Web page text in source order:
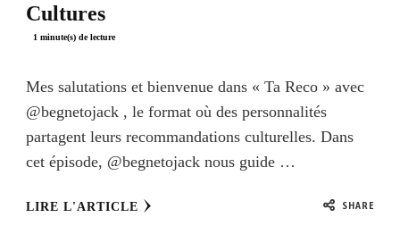
Cultures
Mes salutations et bienvenue dans « Ta Reco » avec
‪@begnetojack‬ , le format où des personnalités
partagent leurs recommandations culturelles. Dans
cet épisode, ‪@begnetojack‬ nous guide …
LIRE L'ARTICLE SHARE